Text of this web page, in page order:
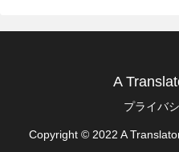
A
プライバ
Copyright © 2022 A